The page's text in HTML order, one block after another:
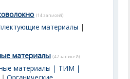
(14 записей)
материалы |
материалы (42 записей)
материалы | ТИМ |